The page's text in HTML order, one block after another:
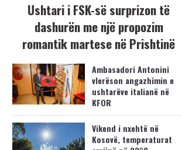
Ushtari i FSK-së surprizon të
dashurën me një propozim
romantik martese në Prishtinë
Ambasadori Antonini
vlerëson angazhimin e
ushtarëve italianë në
KFOR
Vikend i nxehtë në
Kosovë, temperaturat